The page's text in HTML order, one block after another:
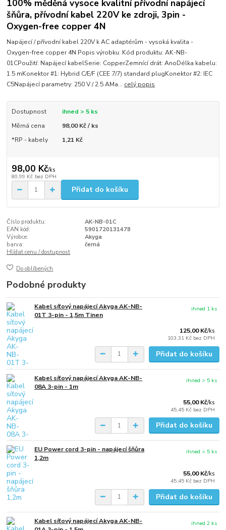
100% měděná vysoce kvalitní přívodní napájecí
šňůra, přívodní kabel 220V ke zdroji, 3pin -
Oxygen-free copper 4N
Napájecí / přívodní kabel 220V k AC adaptérům - vysoká kvalita -
Oxygen-free copper 4N Popis výrobku: Kód produktu: AK-NB-
01CPoužití: Napájecí kabelSerie: CopperZemnící drát: AnoDélka kabelu:
1.5 mKonektor #1: Hybrid C/E/F (CEE 7/7) standard plugKonektor #2: IEC
C5Napájecí parametry: 250 V / 2.5 AMa... celý popis
Dostupnost
ihned > 5 ks
Měrná cena
98,00 Kč / ks
*RP - kabely
1,21 Kč
98,00 Kč/ks
80,99 Kč bez DPH
Přidat do košíku
Číslo produktu:
AK-NB-01C
EAN kód:
5901720131478
Výrobce:
Akyga
barva:
černá
Hlídat cenu / dostupnost
Do oblíbených
Podobné produkty
Kabel síťový napájecí Akyga AK-NB-
01T 3-pin - 1,5m Tinen
125,00 Kč/ks
103,31 Kč bez DPH
ihned 1 ks
Přidat do košíku
Kabel síťový napájecí Akyga AK-NB-
08A 3-pin - 1m
55,00 Kč/ks
45,45 Kč bez DPH
ihned > 5 ks
Přidat do košíku
EU Power cord 3-pin - napájecí šňůra
1,2m
55,00 Kč/ks
45,45 Kč bez DPH
ihned > 5 ks
Přidat do košíku
Kabel síťový napájecí Akyga AK-NB-
ihned 2 ks